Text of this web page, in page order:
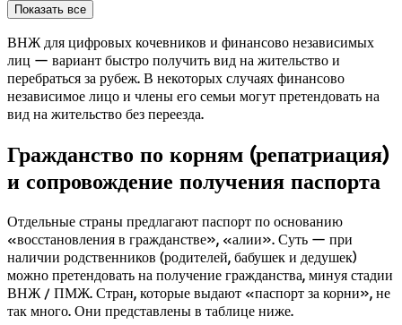
Показать все
ВНЖ для цифровых кочевников и финансово независимых
лиц — вариант быстро получить вид на жительство и
перебраться за рубеж. В некоторых случаях финансово
независимое лицо и члены его семьи могут претендовать на
вид на жительство без переезда.
Гражданство по корням (репатриация)
и сопровождение получения паспорта
Отдельные страны предлагают паспорт по основанию
«восстановления в гражданстве», «алии». Суть — при
наличии родственников (родителей, бабушек и дедушек)
можно претендовать на получение гражданства, минуя стадии
ВНЖ / ПМЖ. Стран, которые выдают «паспорт за корни», не
так много. Они представлены в таблице ниже.